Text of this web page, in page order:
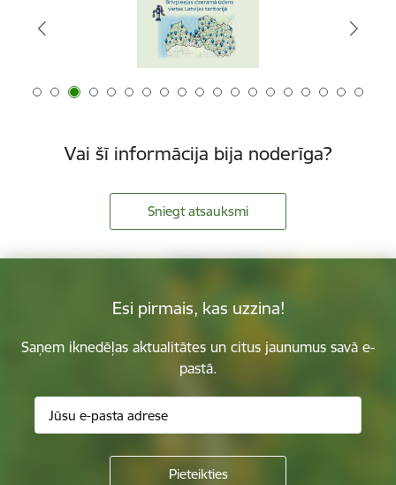
Vai šī informācija bija noderīga?
Sniegt atsauksmi
Esi pirmais, kas uzzina!
Saņem iknedēļas aktualitātes un citus jaunumus savā e-
pastā.